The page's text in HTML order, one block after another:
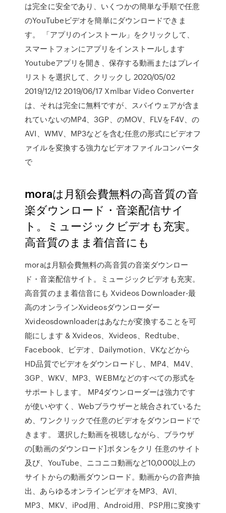
は完全に安全であり、いくつかの簡単な手順で任意
のYouTubeビデオを簡単にダウンロードできま
す。 「アプリのインストール」をクリックして、
スマートフォンにアプリをインストールします
Youtubeアプリを開き、保存する動画またはプレイ
リストを選択して、クリックし 2020/05/02
2019/12/12 2019/06/17 Xmlbar Video Converter
は、それは完全に無料ですが、スパイウェアが含ま
れていないのMP4、3GP、のMOV、FLVをF4V、の
AVI、WMV、MP3などを含む任意の形式にビデオフ
ァイルを変換する強力なビデオファイルコンバータ
で
moraは月額会費無料の高音質の音
楽ダウンロード・音楽配信サイ
ト。ミュージックビデオも充実。
高音質のまま着信音にも
moraは月額会費無料の高音質の音楽ダウンロー
ド・音楽配信サイト。ミュージックビデオも充実。
高音質のまま着信音にも Xvideos Downloader-最
高のオンラインXvideosダウンローダー
Xvideosdownloaderはあなたが変換することを可
能にします & Xvideos、Xvideos、Redtube、
Facebook、ビデオ、Dailymotion、VKなどから
HD品質でビデオをダウンロードし、MP4、M4V、
3GP、WKV、MP3、WEBMなどのすべての形式を
サポートします。 MP4ダウンローダーは強力です
が使いやすく、Webブラウザーと統合されているた
め、ワンクリックで任意のビデオをダウンロードで
きます。 選択した動画を視聴しながら、ブラウザ
の[動画のダウンロード]ボタンをクリ 任意のサイト
及び、YouTube、ニコニコ動画など10,000以上の
サイトからの動画ダウンロード。動画からの音声抽
出、あらゆるオンラインビデオをMP3、AVI、
MP3、MKV、iPod用、Android用、PSP用に変換す